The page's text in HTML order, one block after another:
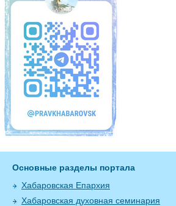
Основные разделы портала
Хабаровская Епархия
Хабаровская духовная семинария